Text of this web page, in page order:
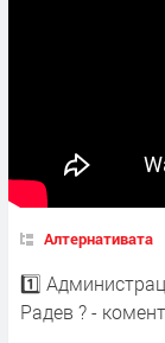
Алтернативата
1️⃣
Радев ? -